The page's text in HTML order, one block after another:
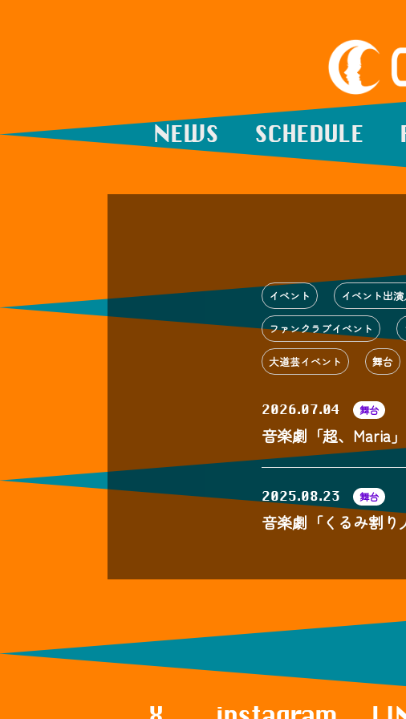
NEWS SCHEDULE
イベント イベント出
ファンクラブイベント
大道芸イベント 舞台
2026.07.04 舞台
音楽劇「超、Maria」
2025.08.23 舞台
音楽劇「くるみ割り